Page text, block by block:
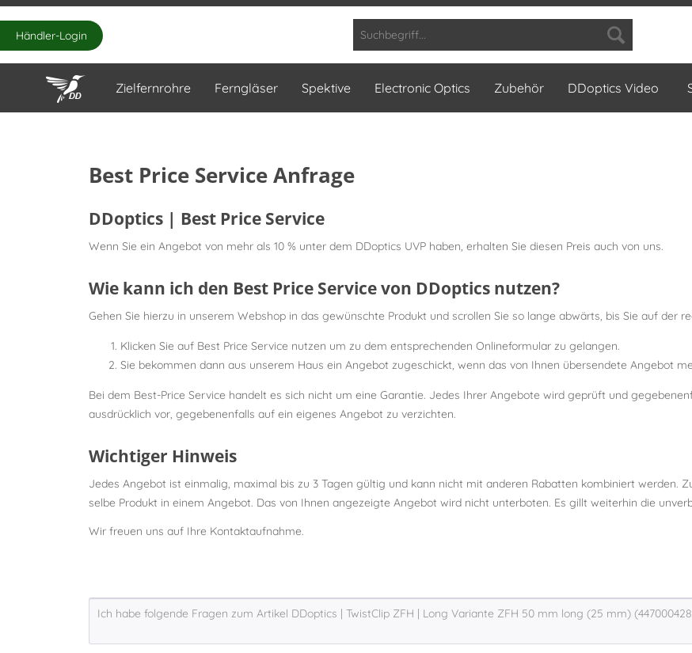
Händler-Login
Zielfernrohre Ferngläser Spektive Electronic Optics Zubehör DDoptics Video
Best Price Service Anfrage
DDoptics | Best Price Service
Wenn Sie ein Angebot von mehr als 10 % unter dem DDoptics UVP haben, erhalten Sie diesen Preis auch von uns.
Wie kann ich den Best Price Service von DDoptics nutzen?
Gehen Sie hierzu in unserem Webshop in das gewünschte Produkt und scrollen Sie so lange abwärts, bis Sie auf der
Klicken Sie auf Best Price Service nutzen um zu dem entsprechenden Onlineformular zu gelangen.
Sie bekommen dann aus unserem Haus ein Angebot zugeschickt, wenn das von Ihnen übersendete Angebot
Bei dem Best-Price Service handelt es sich nicht um eine Garantie. Jedes Ihrer Angebote wird geprüft und
ausdrücklich vor, gegebenenfalls auf ein eigenes Angebot zu verzichten.
Wichtiger Hinweis
Jedes Angebot ist einmalig, maximal bis zu 3 Tagen gültig und kann nicht mit anderen Rabatten kombiniert werden.
selbe Produkt in einem Angebot. Das von Ihnen angezeigte Angebot wird nicht unterboten. Es gillt weiterhin die
Wir freuen uns auf Ihre Kontaktaufnahme.